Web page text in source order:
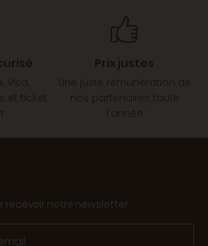
Visa,
et ticket
Prix justes
Une juste rémunération de
nos partenaires toute
l’année
recevoir notre newsletter